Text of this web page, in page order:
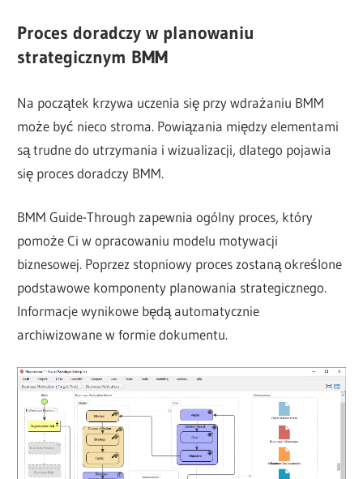
Proces doradczy w planowaniu
strategicznym BMM
Na początek krzywa uczenia się przy wdrażaniu BMM
może być nieco stroma. Powiązania między elementami
są trudne do utrzymania i wizualizacji, dlatego pojawia
się proces doradczy BMM.
BMM Guide-Through zapewnia ogólny proces, który
pomoże Ci w opracowaniu modelu motywacji
biznesowej. Poprzez stopniowy proces zostaną określone
podstawowe komponenty planowania strategicznego.
Informacje wynikowe będą automatycznie
archiwizowane w formie dokumentu.